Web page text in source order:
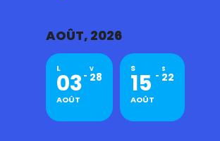
AOÛT, 2026
L
03
AOÛT
V
28
S
15
AOÛT
S
22